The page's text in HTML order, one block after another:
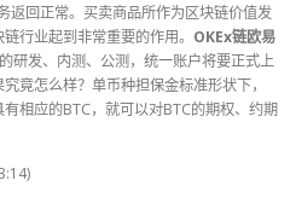
返回正常。买卖商品所作为区块链价值发
行业起到非常重要的作用。 OKEx链欧易
研发、内测、公测，统一账户将要正式上
竟怎么样？单币种担保金标准形状下，
相应的BTC，就可以对BTC的期权、约期